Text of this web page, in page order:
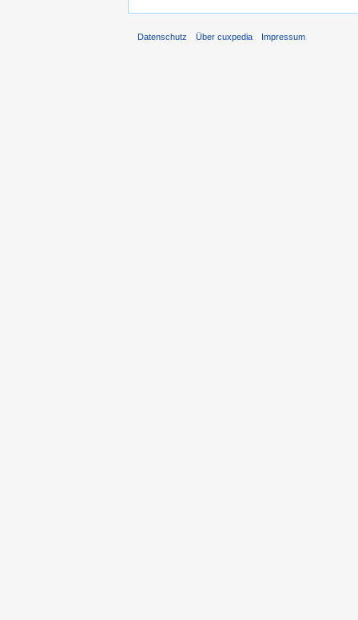
Datenschutz Über cuxpedia Impressum